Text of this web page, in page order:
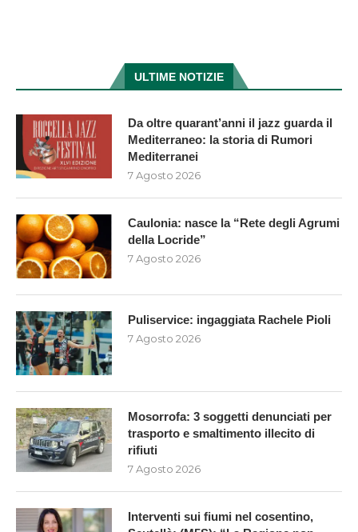
ULTIME NOTIZIE
Da oltre quarant’anni il jazz guarda il
Mediterraneo: la storia di Rumori
Mediterranei
7 Agosto 2026
Caulonia: nasce la “Rete degli Agrumi
della Locride”
7 Agosto 2026
Puliservice: ingaggiata Rachele Pioli
7 Agosto 2026
Mosorrofa: 3 soggetti denunciati per
trasporto e smaltimento illecito di
rifiuti
7 Agosto 2026
Interventi sui fiumi nel cosentino,